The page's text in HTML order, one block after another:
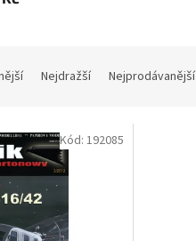
Nejdražší Nejprodávanější
Kód: 192085